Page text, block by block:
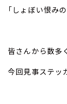
「しょぼい恨みの
皆さんから数多
今回見事ステッ